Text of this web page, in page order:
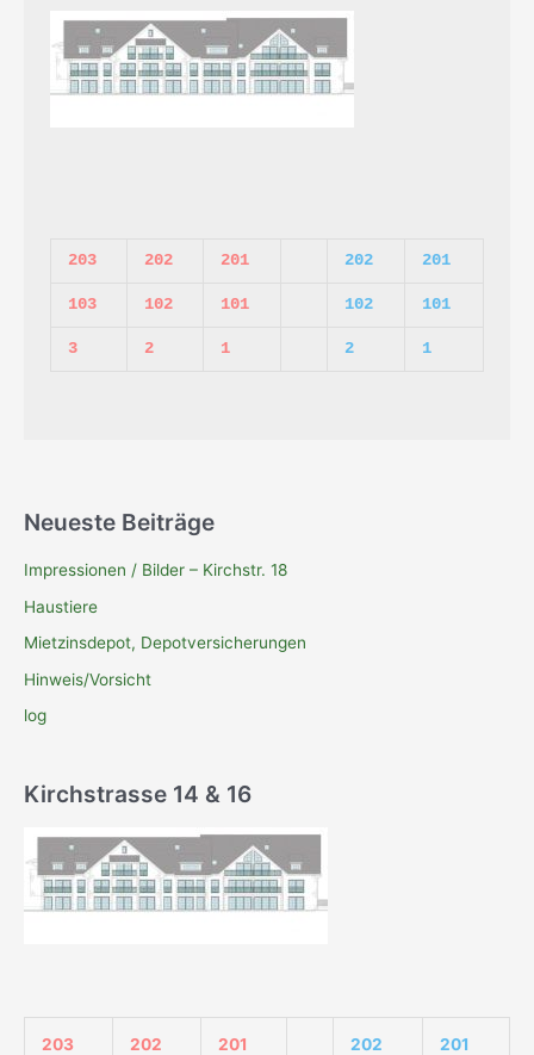
203 202 201 202 201
103 102 101 102 101
3 2 1 2 1
Neueste Beiträge
Impressionen / Bilder – Kirchstr. 18
Haustiere
Mietzinsdepot, Depotversicherungen
Hinweis/Vorsicht
log
Kirchstrasse 14 & 16
203 202 201 202 201